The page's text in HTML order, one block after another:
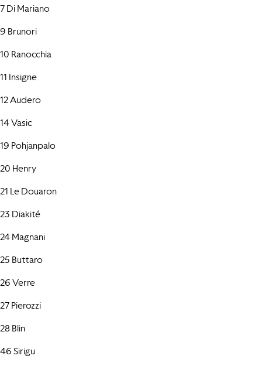
7 Di Mariano
9 Brunori
10 Ranocchia
11 Insigne
12 Audero
14 Vasic
19 Pohjanpalo
20 Henry
21 Le Douaron
23 Diakité
24 Magnani
25 Buttaro
26 Verre
27 Pierozzi
28 Blin
46 Sirigu